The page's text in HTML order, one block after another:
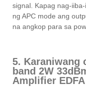
signal. Kapag nag-
ng APC mode ang
na angkop para sa
5. Karaniwang
band 2W
Amplifier EDFA